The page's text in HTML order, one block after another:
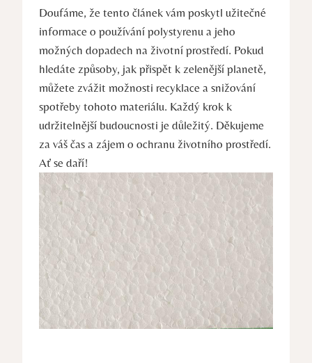
Doufáme, že tento článek vám poskytl užitečné
informace o používání polystyrenu a jeho
možných dopadech na životní prostředí. Pokud
hledáte způsoby, jak přispět k zelenější planetě,
můžete zvážit možnosti recyklace a snižování
spotřeby tohoto materiálu. Každý krok k
udržitelnější budoucnosti je důležitý. Děkujeme
za váš čas a zájem o ochranu životního prostředí.
Ať se daří!